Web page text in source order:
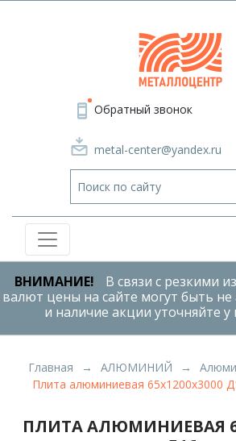
Обратный звонок
metal-center@yandex.ru
ВНИМАНИЕ!
В связи с резкими
валют цены на сайте могут быть
и наличие акции уточняйте
Главная АЛЮМИНИЙ
Плита алюминиевая 65х1200х3000
ПЛИТА АЛЮМИНИЕВАЯ